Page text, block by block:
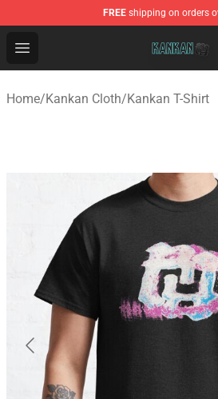
FREE shipping on orders
Open menu
Kankan Store - Official Kankan
Home/Kankan Cloth/Kankan T-Shirt